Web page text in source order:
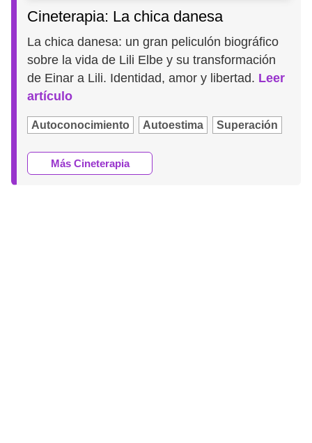
Cineterapia: La chica danesa
La chica danesa: un gran peliculón biográfico
sobre la vida de Lili Elbe y su transformación
de Einar a Lili. Identidad, amor y libertad. Leer
artículo
Autoconocimiento Autoestima Superación
Más Cineterapia